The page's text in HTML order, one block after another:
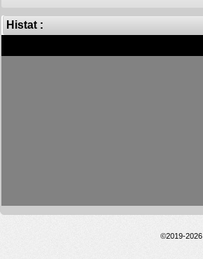
Histat :
©2019-2026